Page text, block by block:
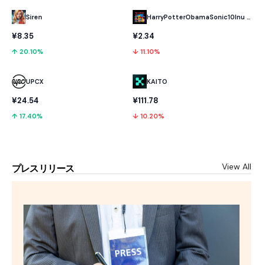
Siren
¥8.35
↑ 20.10%
UPCX
¥24.54
↑ 17.40%
HarryPotterObamaSonic10Inu (ETH)
¥2.34
↓ 11.10%
KAITO
¥111.78
↓ 10.20%
プレスリリース View All